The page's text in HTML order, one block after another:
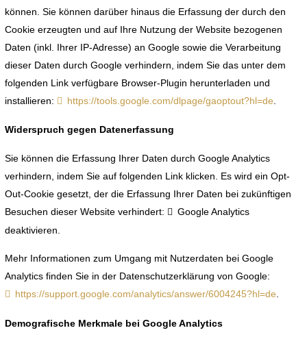
können. Sie können darüber hinaus die Erfassung der durch den
Cookie erzeugten und auf Ihre Nutzung der Website bezogenen
Daten (inkl. Ihrer IP-Adresse) an Google sowie die Verarbeitung
dieser Daten durch Google verhindern, indem Sie das unter dem
folgenden Link verfügbare Browser-Plugin herunterladen und
installieren:
https://tools.google.com/dlpage/gaoptout?hl=de
Widerspruch gegen Datenerfassung
Sie können die Erfassung Ihrer Daten durch Google Analytics
verhindern, indem Sie auf folgenden Link klicken. Es wird ein Opt-
Out-Cookie gesetzt, der die Erfassung Ihrer Daten bei zukünftigen
Besuchen dieser Website verhindert:
Google Analytics
deaktivieren
Mehr Informationen zum Umgang mit Nutzerdaten bei Google
Analytics finden Sie in der Datenschutzerklärung von Google:
https://support.google.com/analytics/answer/6004245?hl=de
Demografische Merkmale bei Google Analytics